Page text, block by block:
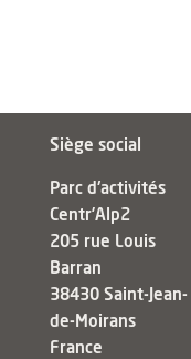
Siège social
Parc d'activités
Centr’Alp2
205 rue Louis
Barran
38430 Saint-Jean-
de-Moirans
France